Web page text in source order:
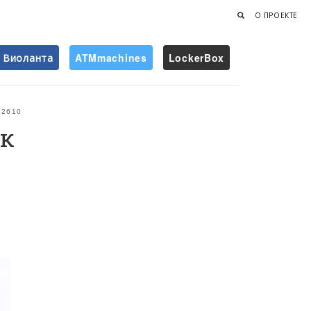
О ПРОЕКТЕ
Виоланта ATMmachines LockerBox
2610